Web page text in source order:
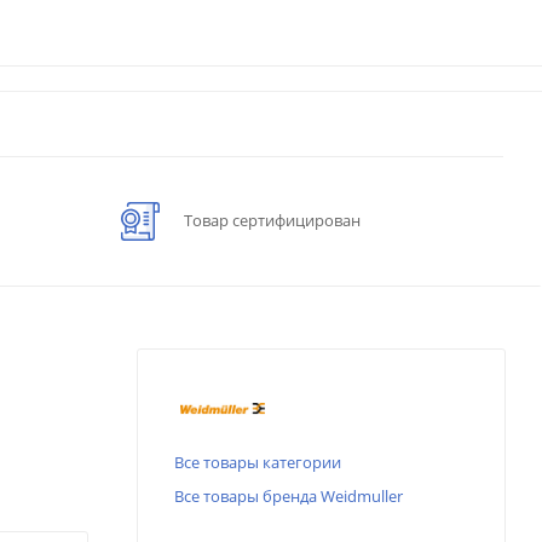
Товар сертифицирован
Все товары категории
Все товары бренда Weidmuller